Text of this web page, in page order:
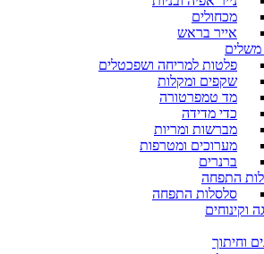
מכחולים
אייר בראש
משלים
פלטות למריחה ושפכטלים
שקפים ומקלות
מד טמפרטורה
כדי מדידה
מברשות ומריות
מערוכים ומטרפות
ברנרים
התפחה
סלסלות התפחה
וקינוחים
וחיתוך